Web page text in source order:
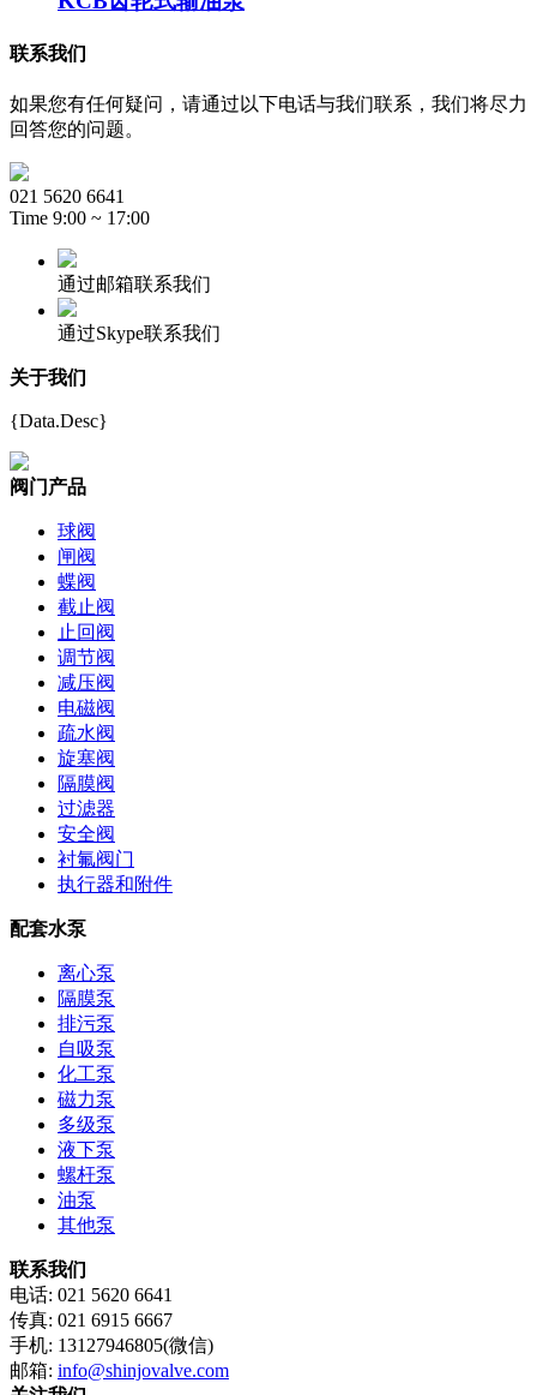
联系我们
如果您有任何疑问，请通过以下电话与我们联系，我们将尽力
回答您的问题。
021 5620 6641
Time 9:00 ~ 17:00
通过邮箱联系我们
通过Skype联系我们
关于我们
{Data.Desc}
阀门产品
球阀
闸阀
蝶阀
截止阀
止回阀
调节阀
减压阀
电磁阀
疏水阀
旋塞阀
隔膜阀
过滤器
安全阀
衬氟阀门
执行器和附件
配套水泵
离心泵
隔膜泵
排污泵
自吸泵
化工泵
磁力泵
多级泵
液下泵
螺杆泵
油泵
其他泵
联系我们
电话: 021 5620 6641
传真: 021 6915 6667
手机: 13127946805(微信)
邮箱: info@shinjovalve.com